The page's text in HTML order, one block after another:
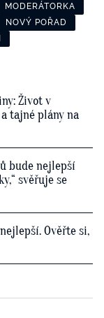
MODERÁTORKA
NOVÝ POŘAD
Život v
tajné plány na
bude nejlepší
svěřuje se
Ověřte si,